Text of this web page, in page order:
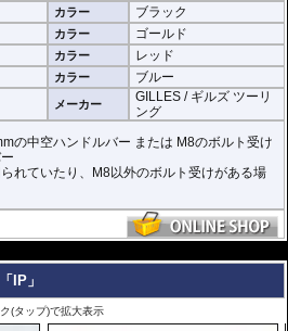
カラー ブラック
カラー ゴールド
カラー レッド
カラー ブルー
メーカー
GILLES / ギルズ ツーリ
ング
の中空ハンドルバー または M8のボルト受け
れていたり、M8以外のボルト受けがある場
IP」
(タップ)で拡大表示